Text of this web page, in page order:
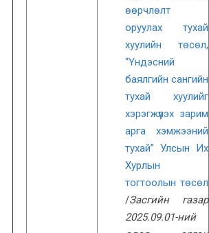
өөрчлөлт
оруулах тухай
хуулийн төсөл,
“Үндэсний
баялгийн сангийн
тухай хуулийг
хэрэгжүүлэх зарим
арга хэмжээний
тухай” Улсын Их
Хурлын
тогтоолын төсөл
/Засгийн газар
2025.09.01-ний